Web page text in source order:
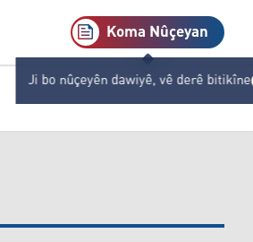
Koma Nûçeyan
Ji bo nûçeyên dawiyê, vê derê bitikîne